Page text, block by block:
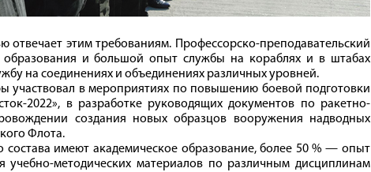
этим требованиям. Профессорско-преподавательский
образования и большой опыт службы на кораблях и в штабах
на соединениях и объединениях различных уровней.
участвовал в мероприятиях по повышению боевой подготовки
в разработке руководящих документов по ракетно-
создания новых образцов вооружения надводных
Флота.
состава имеют академическое образование, более 50 % — опыт
учебно-методических материалов по различным дисциплинам